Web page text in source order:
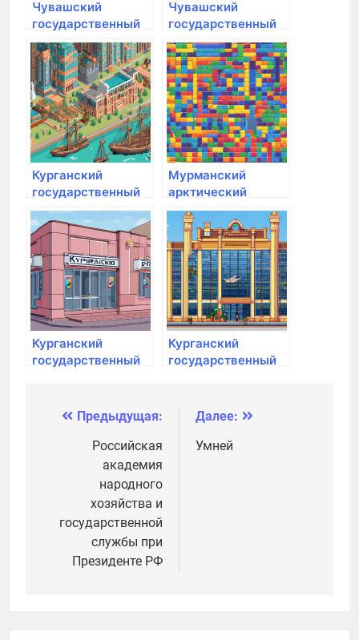
Чувашский
государственный
аграрный
университет
Чувашский
государственный
аграрный
университет
Курганский
государственный
университет
Мурманский
арктический
государственный
университет
Курганский
государственный
Курганский
государственный
Навигация
записям
Предыдущая:
Российская
академия
народного
хозяйства и
государственной
службы при
Президенте РФ
Далее:
Умней